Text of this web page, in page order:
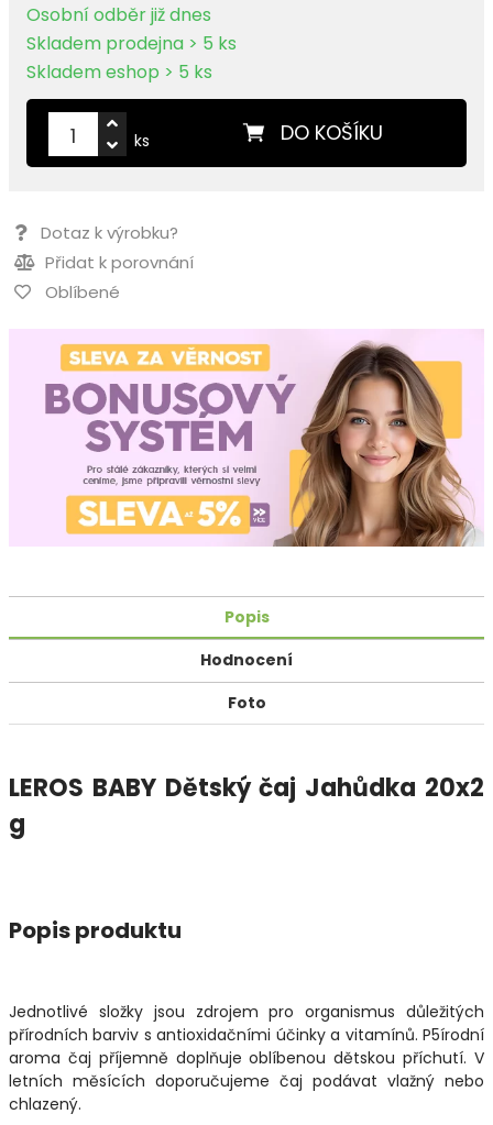
Osobní odběr již dnes
Skladem prodejna > 5 ks
Skladem eshop > 5 ks
DO KOŠÍKU
ks
Dotaz k výrobku?
Přidat k porovnání
Oblíbené
Popis
Hodnocení
Foto
LEROS BABY Dětský čaj Jahůdka 20x2
g
Popis produktu
Jednotlivé složky jsou zdrojem pro organismus důležitých
přírodních barviv s antioxidačními účinky a vitamínů. P5írodní
aroma čaj příjemně doplňuje oblíbenou dětskou příchutí. V
letních měsících doporučujeme čaj podávat vlažný nebo
chlazený.